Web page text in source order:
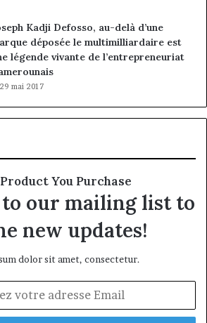
Kadji Defosso, au-delà d’une
déposée le multimilliardaire est
légende vivante de l’entrepreneuriat
29 mai 2017
You Purchase
to our mailing list to
new updates!
dolor sit amet, consectetur.